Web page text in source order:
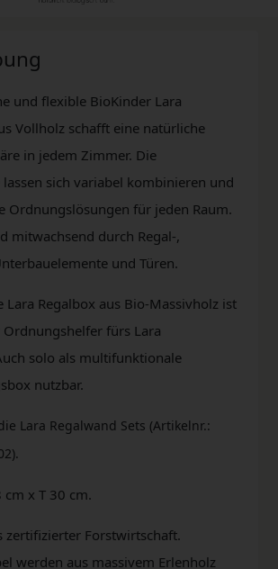
und flexible BioKinder Lara
Vollholz schafft eine natürliche
in jedem Zimmer. Die
lassen sich variabel kombinieren und
Ordnungslösungen für jeden Raum.
mitwachsend durch Regal-,
und Türen.
Lara Regalbox aus Bio-Massivholz ist
fürs Lara
solo als multifunktionale
nutzbar.
Lara Regalwand Sets (Artikelnr.:
cm x T 30 cm.
zertifizierter Forstwirtschaft.
werden aus massivem Erlenholz